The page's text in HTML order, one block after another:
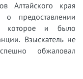
Алтайского края
предоставлении
которое и было
Взыскатель не
обжаловал